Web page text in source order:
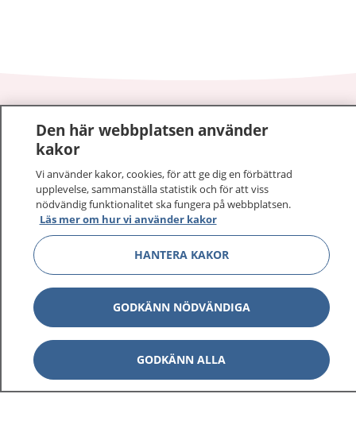
På 1177.se får du råd om hälsa och information om
sjukdomar och vilka mottagningar du kan kontakta.
Logga in för att läsa din journal och göra dina
vårdärenden. Ring telefonnummer 1177 för
sjukvårdsrådgivning dygnet runt.
1177 ger dig råd när du vill må bättre.
1177 på flera språk Visa
Om 1177 Visa
Den här webbplatsen använder
kakor
Vi använder kakor, cookies, för att ge dig en förbättrad
upplevelse, sammanställa statistik och för att viss
nödvändig funktionalitet ska fungera på webbplatsen.
Läs mer om hur vi använder kakor
HANTERA KAKOR
GODKÄNN NÖDVÄNDIGA
GODKÄNN ALLA